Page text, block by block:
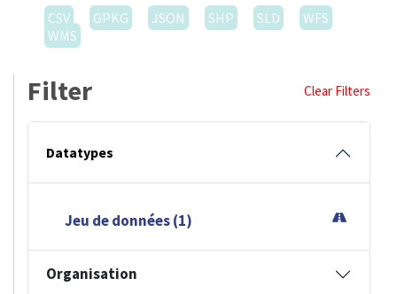
CSV
GPKG JSON SHP SLD
WFS
WMS
Filter Clear Filters
Datatypes
Jeu de données (1)
Organisation